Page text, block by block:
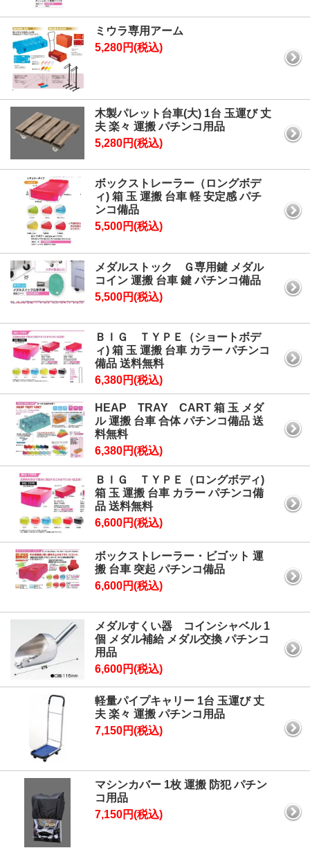
ミウラ専用アーム
5,280円(税込)
木製パレット台車(大) 1台 玉運び 丈
夫 楽々 運搬 パチンコ用品
5,280円(税込)
ボックストレーラー（ロングボデ
ィ) 箱 玉 運搬 台車 軽 安定感 パチ
ンコ備品
5,500円(税込)
メダルストック Ｇ専用鍵 メダル
コイン 運搬 台車 鍵 パチンコ備品
5,500円(税込)
ＢＩＧ ＴＹＰＥ（ショートボデ
ィ) 箱 玉 運搬 台車 カラー パチンコ
備品 送料無料
6,380円(税込)
HEAP TRAY CART 箱 玉 メダ
ル 運搬 台車 合体 パチンコ備品 送
料無料
6,380円(税込)
ＢＩＧ ＴＹＰＥ（ロングボディ)
箱 玉 運搬 台車 カラー パチンコ備
品 送料無料
6,600円(税込)
ボックストレーラー・ビゴット 運
搬 台車 突起 パチンコ備品
6,600円(税込)
メダルすくい器 コインシャベル 1
個 メダル補給 メダル交換 パチンコ
用品
6,600円(税込)
軽量パイプキャリー 1台 玉運び 丈
夫 楽々 運搬 パチンコ用品
7,150円(税込)
マシンカバー 1枚 運搬 防犯 パチン
コ用品
7,150円(税込)